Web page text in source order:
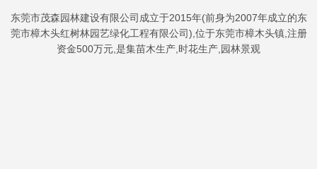
东莞市茂森园林建设有限公司成立于2015年(前身为2007年成立的东
莞市樟木头红树林园艺绿化工程有限公司),位于东莞市樟木头镇,注册
资金500万元,是集苗木生产,时花生产,园林景观